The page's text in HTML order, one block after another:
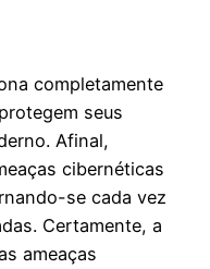
completamente
seus
Afinal,
cibernéticas
se cada vez
Certamente, a
ameaças